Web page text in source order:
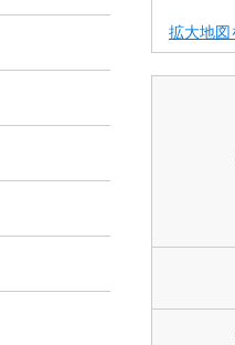
拡大地図